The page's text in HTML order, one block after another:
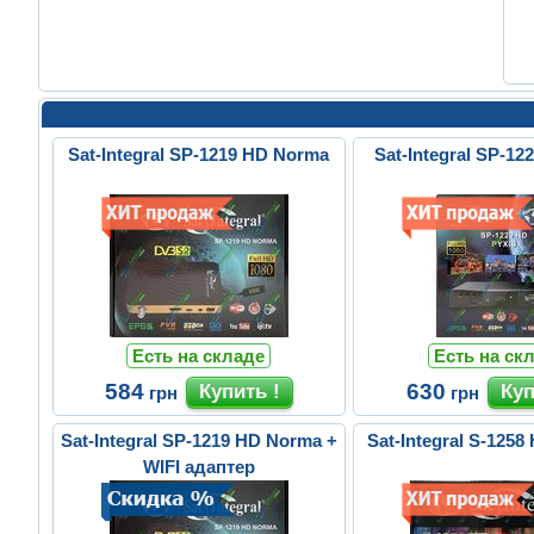
Sat-Integral SP-1219 HD Norma
Есть на складе
584 грн
Sat-Integral SP-
Есть на
630 грн
Sat-Integral SP-1219 HD Norma +
WIFI адаптер
Sat-Integral S-1258